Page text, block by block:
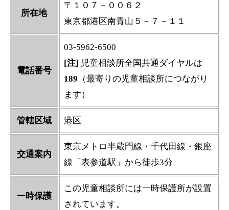
所在地
〒１０７－００６２
東京都港区南青山５－７－１１
電話番号
03-5962-6500
[注] 児童相談所全国共通ダイヤルは
189 （最寄りの児童相談所につながり
ます）
管轄区域 港区
交通案内
東京メトロ半蔵門線・千代田線・銀座
線「表参道駅」から徒歩3分
一時保護
この児童相談所には一時保護所が設置
されています。